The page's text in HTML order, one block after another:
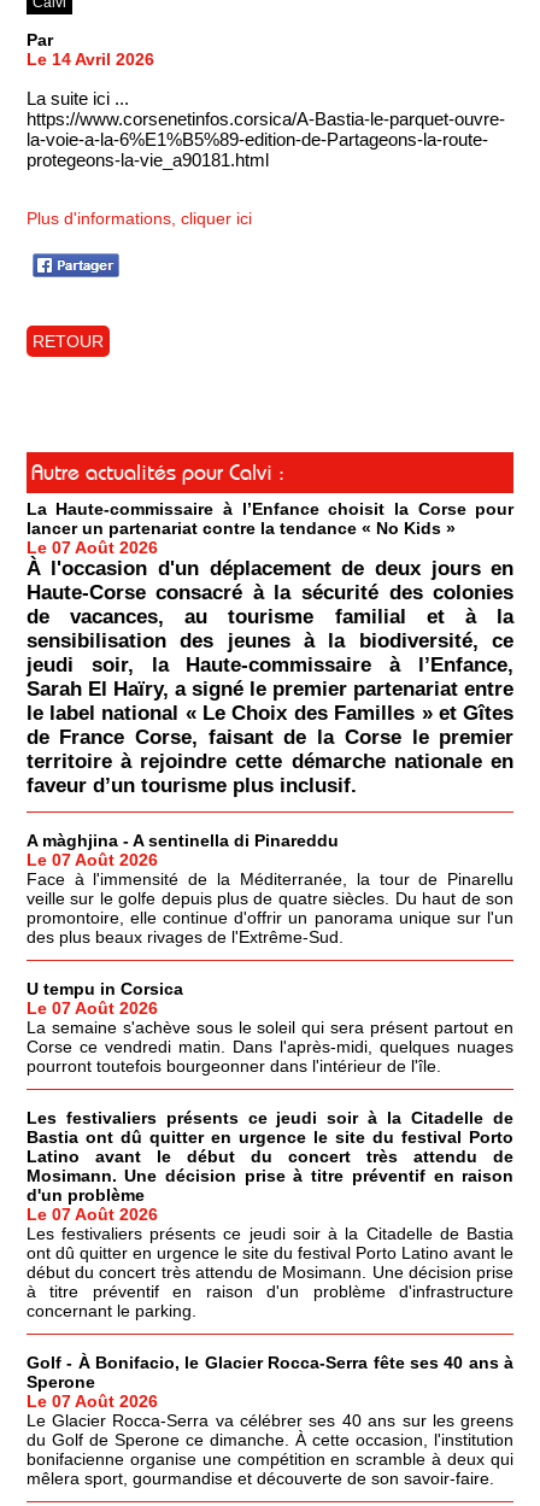
Par
Le 14 Avril 2026
La suite ici ...
https://www.corsenetinfos.corsica/A-Bastia-le-parquet-ouvre-
la-voie-a-la-6%E1%B5%89-edition-de-Partageons-la-route-
protegeons-la-vie_a90181.html
Plus d'informations, cliquer ici
RETOUR
Autre actualités pour Calvi :
La Haute-commissaire à l’Enfance choisit la Corse pour
lancer un partenariat contre la tendance « No Kids »
Le 07 Août 2026
À l'occasion d'un déplacement de deux jours en
Haute-Corse consacré à la sécurité des colonies
de vacances, au tourisme familial et à la
sensibilisation des jeunes à la biodiversité, ce
jeudi soir, la Haute-commissaire à l’Enfance,
Sarah El Haïry, a signé le premier partenariat entre
le label national « Le Choix des Familles » et Gîtes
de France Corse, faisant de la Corse le premier
territoire à rejoindre cette démarche nationale en
faveur d’un tourisme plus inclusif.
A màghjina - A sentinella di Pinareddu
Le 07 Août 2026
Face à l'immensité de la Méditerranée, la tour de Pinarellu
veille sur le golfe depuis plus de quatre siècles. Du haut de son
promontoire, elle continue d'offrir un panorama unique sur l'un
des plus beaux rivages de l'Extrême-Sud.
U tempu in Corsica
Le 07 Août 2026
La semaine s'achève sous le soleil qui sera présent partout en
Corse ce vendredi matin. Dans l'après-midi, quelques nuages
pourront toutefois bourgeonner dans l'intérieur de l'île.
Les festivaliers présents ce jeudi soir à la Citadelle de
Bastia ont dû quitter en urgence le site du festival Porto
Latino avant le début du concert très attendu de
Mosimann. Une décision prise à titre préventif en raison
d'un problème
Le 07 Août 2026
Les festivaliers présents ce jeudi soir à la Citadelle de Bastia
ont dû quitter en urgence le site du festival Porto Latino avant le
début du concert très attendu de Mosimann. Une décision prise
à titre préventif en raison d'un problème d'infrastructure
concernant le parking.
Golf - À Bonifacio, le Glacier Rocca-Serra fête ses 40 ans à
Sperone
Le 07 Août 2026
Le Glacier Rocca-Serra va célébrer ses 40 ans sur les greens
du Golf de Sperone ce dimanche. À cette occasion, l'institution
bonifacienne organise une compétition en scramble à deux qui
mêlera sport, gourmandise et découverte de son savoir-faire.